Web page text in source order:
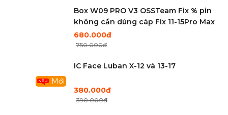
Box W09 PRO V3 OSSTeam Fix % pin
không cần dùng cáp Fix 11-15Pro Max
680.000đ
750.000đ
Mới
IC Face Luban X-12 và 13-17
380.000đ
390.000đ